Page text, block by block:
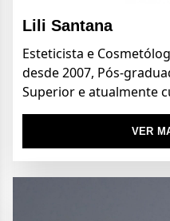
Lili Santana
Esteticista e
desde 2007, Pós-
Superior e atualmente
VER